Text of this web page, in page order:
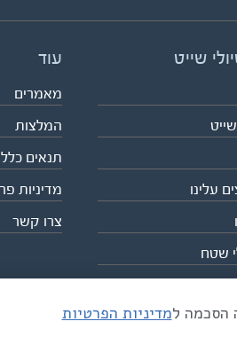
שייט
עלינו
שטח
עוד
מאמרים
המלצות
תנאים
מדיניות
צרו קשר
המסגר 55, תל אביב
הסכמה למדיניות הפרטיות